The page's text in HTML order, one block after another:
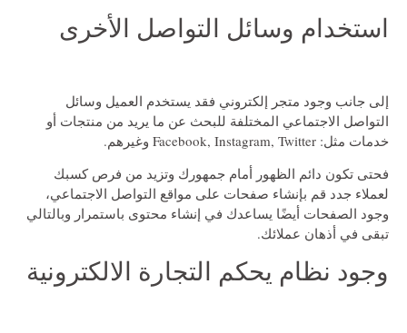
استخدام وسائل التواصل الأخرى
إلى جانب وجود متجر إلكتروني فقد يستخدم العميل وسائل
التواصل الاجتماعي المختلفة للبحث عن ما يريد من منتجات أو
خدمات مثل: Facebook, Instagram, Twitter وغيرهم.
فحتى تكون دائم الظهور أمام جمهورك وتزيد من فرص كسبك
لعملاء جدد قم بإنشاء صفحات على مواقع التواصل الاجتماعي،
وجود الصفحات أيضًا يساعدك في إنشاء محتوى باستمرار وبالتالي
تبقى في أذهان عملائك.
وجود نظام يحكم التجارة الالكترونية